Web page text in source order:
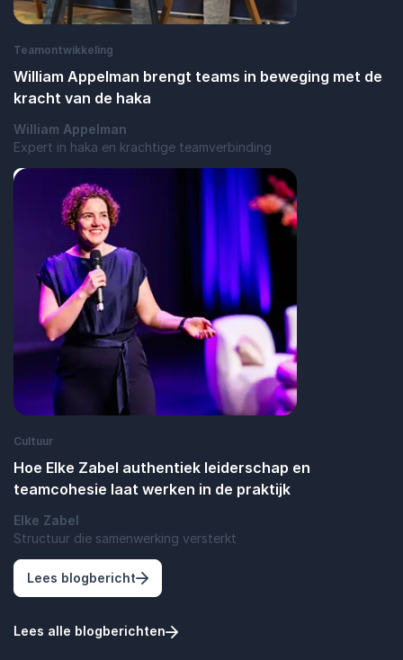
Teamontwikkeling
William Appelman brengt teams in beweging met de
kracht van de haka
William Appelman
Expert in haka en krachtige teamverbinding
Lees blogbericht : William Appelman brengt teams in
Cultuur
Hoe Elke Zabel authentiek leiderschap en
teamcohesie laat werken in de praktijk
Elke Zabel
Structuur die samenwerking versterkt
Lees blogbericht: Hoe Elke Zabel authentiek leiderschap
Lees alle blogberichten